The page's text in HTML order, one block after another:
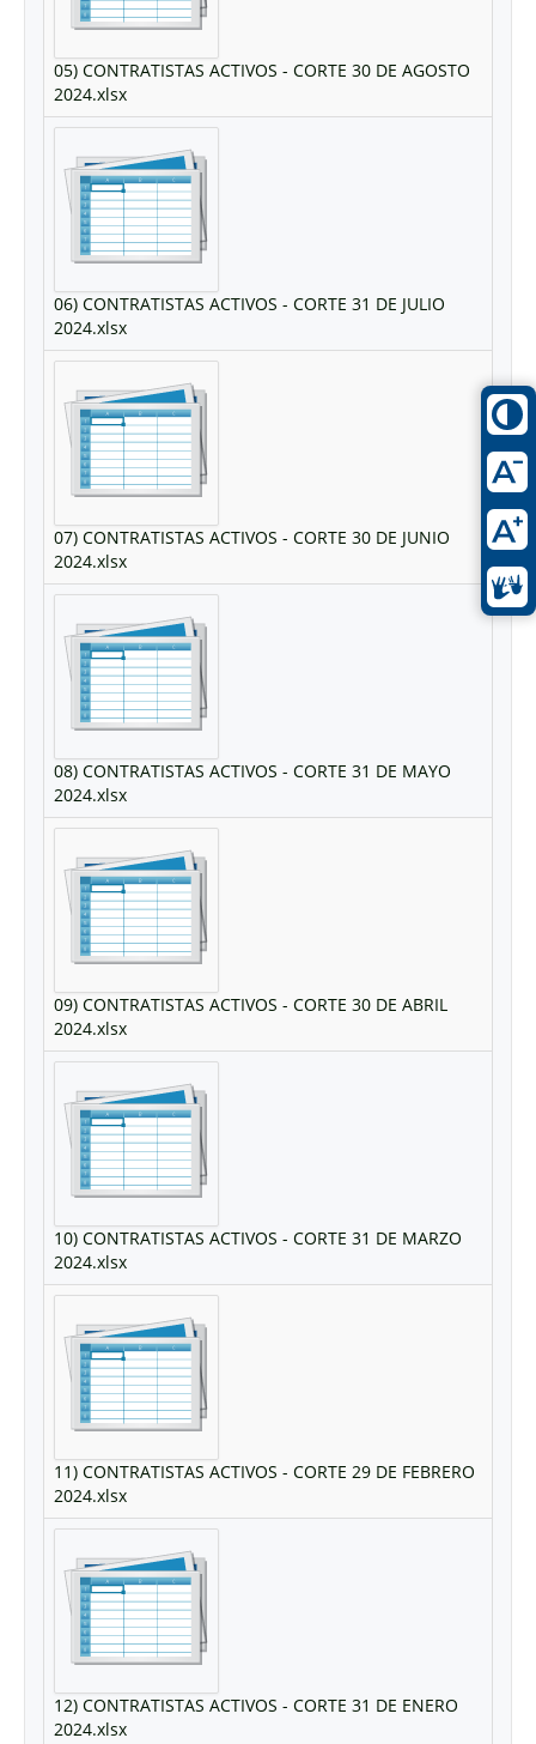
05) CONTRATISTAS ACTIVOS - CORTE 30 DE AGOSTO
2024.xlsx
06) CONTRATISTAS ACTIVOS - CORTE 31 DE JULIO
2024.xlsx
07) CONTRATISTAS ACTIVOS - CORTE 30 DE JUNIO
2024.xlsx
08) CONTRATISTAS ACTIVOS - CORTE 31 DE MAYO
2024.xlsx
09) CONTRATISTAS ACTIVOS - CORTE 30 DE ABRIL
2024.xlsx
10) CONTRATISTAS ACTIVOS - CORTE 31 DE MARZO
2024.xlsx
11) CONTRATISTAS ACTIVOS - CORTE 29 DE FEBRERO
2024.xlsx
12) CONTRATISTAS ACTIVOS - CORTE 31 DE ENERO
2024.xlsx